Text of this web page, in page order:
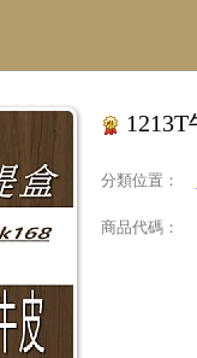
1213T
分類位置 ：
商品代碼：